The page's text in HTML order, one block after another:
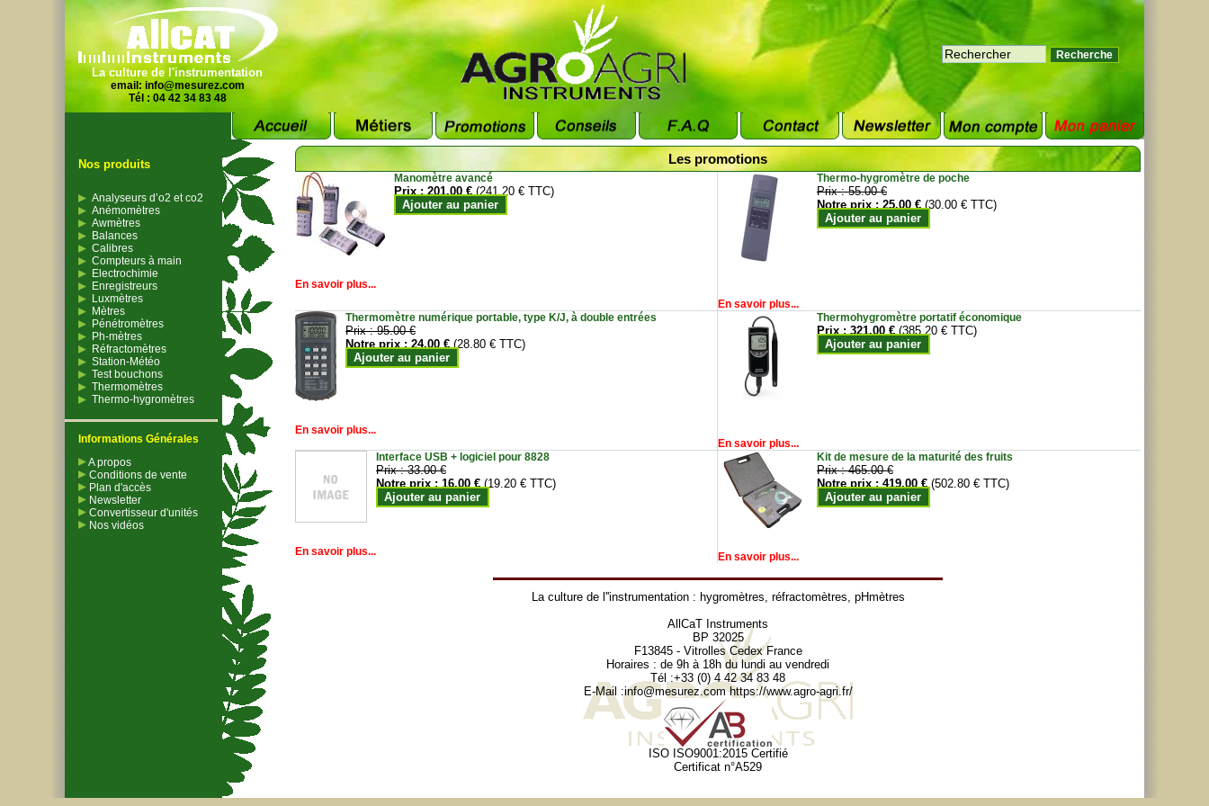
La culture de l'instrumentation
email: info@mesurez.com
Tél : 04 42 34 83 48
Nos produits
Analyseurs d’o2 et co2
Anémomètres
Awmètres
Balances
Calibres
Compteurs à main
Electrochimie
Enregistreurs
Luxmètres
Mètres
Pénétromètres
Ph-mètres
Réfractomètres
Station-Météo
Test bouchons
Thermomètres
Thermo-hygromètres
Informations Générales
A propos
Conditions de vente
Plan d'accès
Newsletter
Convertisseur d'unités
Nos vidéos
Les promotions
Manomètre avancé
Prix :201.00 € (241.20 € TTC)
Ajouter au panier
En savoir plus...
Thermo-hygromètre de poche
Prix :55.00 €
Notre prix :25.00 € (30.00 € TTC)
Ajouter au panier
En savoir plus...
Thermomètre numérique portable, type K/J, à double entrées
Prix :95.00 €
Notre prix :24.00 € (28.80 € TTC)
Ajouter au panier
En savoir plus...
Thermohygromètre portatif économique
Prix :321.00 € (385.20 € TTC)
Ajouter au panier
En savoir plus...
Interface USB + logiciel pour 8828
Prix :33.00 €
Notre prix :16.00 € (19.20 € TTC)
Ajouter au panier
En savoir plus...
Kit de mesure de la maturité des fruits
Prix :465.00 €
Notre prix :419.00 € (502.80 € TTC)
Ajouter au panier
En savoir plus...
La culture de l''instrumentation : hygromètres, réfractomètres, pHmètres
AllCaT Instruments
BP 32025
F13845 - Vitrolles Cedex France
Horaires : de 9h à 18h du lundi au vendredi
Tél :+33 (0) 4 42 34 83 48
E-Mail :info@mesurez.com https://www.agro-agri.fr/
ISO ISO9001:2015 Certifié
Certificat n°A529